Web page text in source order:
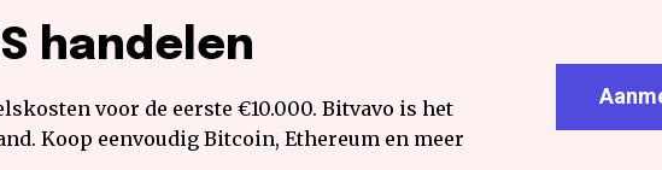
handelen
voor de eerste €10.000. Bitvavo is het
Koop eenvoudig Bitcoin, Ethereum en meer